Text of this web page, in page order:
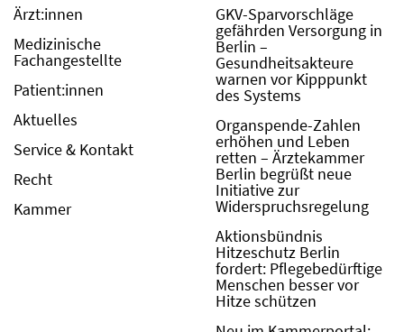
Ärzt:innen
Medizinische
Fachangestellte
Patient:innen
Aktuelles
Service & Kontakt
Recht
Kammer
GKV-Sparvorschläge
gefährden Versorgung in
Berlin –
Gesundheitsakteure
warnen vor Kipppunkt
des Systems
Organspende-Zahlen
erhöhen und Leben
retten – Ärztekammer
Berlin begrüßt neue
Initiative zur
Widerspruchsregelung
Aktionsbündnis
Hitzeschutz Berlin
fordert: Pflegebedürftige
Menschen besser vor
Hitze schützen